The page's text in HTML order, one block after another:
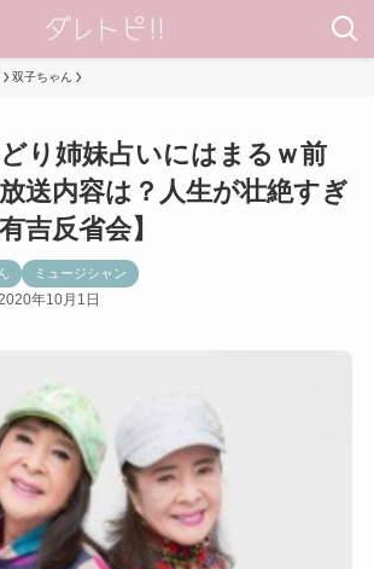
双子ちゃん
り姉妹占いにはまるｗ前
送内容は？人生が壮絶すぎ
吉反省会】
ミュージシャン
2020年10月1日